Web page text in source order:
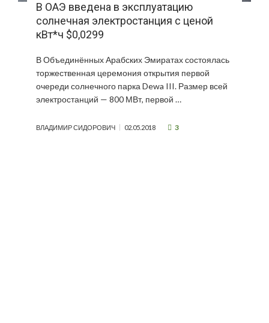
В ОАЭ введена в эксплуатацию
солнечная электростанция с ценой
кВт*ч $0,0299
В Объединённых Арабских Эмиратах состоялась
торжественная церемония открытия первой
очереди солнечного парка Dewa III. Размер всей
электростанций — 800 МВт, первой …
ВЛАДИМИР СИДОРОВИЧ 02.05.2018 3